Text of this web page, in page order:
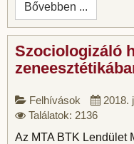
Bővebben ...
Szociologizáló
Felhívások
2018.
Találatok: 2136
Az MTA BTK Lendület